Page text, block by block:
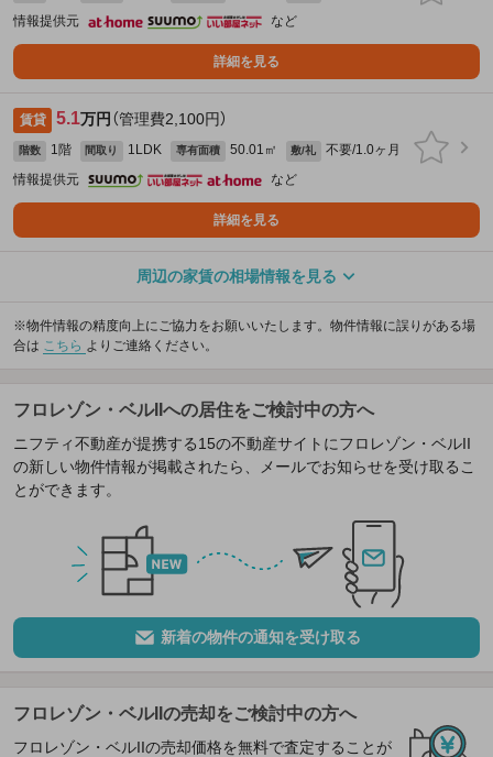
情報提供元
など
詳細を見る
賃貸 5.1万円 （管理費2,100円）
階数 1階 間取り 1LDK 専有面積 50.01㎡ 敷/礼
不要/1.0ヶ月
情報提供元
など
詳細を見る
周辺の家賃の相場情報を見る
※物件情報の精度向上にご協力をお願いいたします。物件情報に誤りがある場
合は こちら よりご連絡ください。
フロレゾン・ベルIIへの居住をご検討中の方へ
ニフティ不動産が提携する15の不動産サイトにフロレゾン・ベルII
の新しい物件情報が掲載されたら、メールでお知らせを受け取るこ
とができます。
新着の物件の通知を受け取る
フロレゾン・ベルIIの売却をご検討中の方へ
フロレゾン・ベルIIの売却価格を無料で査定することが